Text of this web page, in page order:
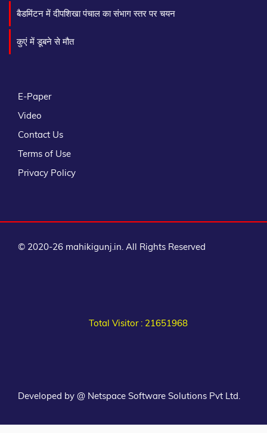
बैडमिंटन में दीपशिखा पंचाल का संभाग स्तर पर चयन
कुएं में डूबने से मौत
E-Paper
Video
Contact Us
Terms of Use
Privacy Policy
© 2020-26 mahikigunj.in. All Rights Reserved
Total Visitor : 21651968
Developed by @ Netspace Software Solutions Pvt Ltd.